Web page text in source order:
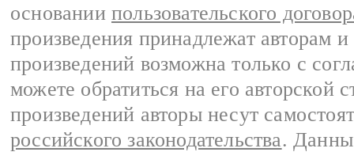
основании пользовательского
произведения принадлежат авторам
произведений возможна только с
можете обратиться на его авторской
произведений авторы несут
российского законодательства.